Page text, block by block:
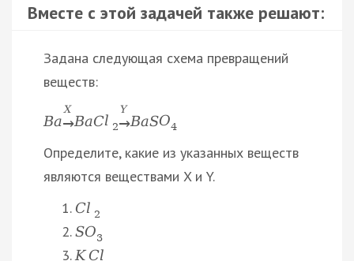
Вместе с этой задачей также решают:
Задана следующая схема превращений
веществ:
Ba
X
→BaCl 2
Y
→BaSO4
Определите, какие из указанных веществ
являются веществами X и Y.
Сl 2
SO3
K Cl